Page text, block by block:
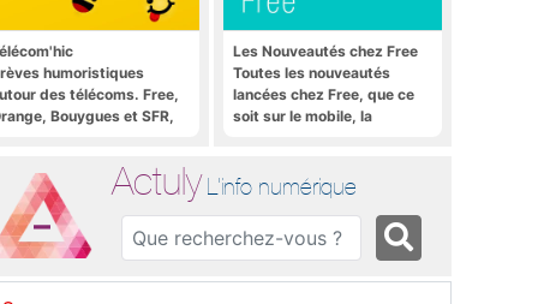
humoristiques
des télécoms. Free,
Bouygues et SFR,
Les Nouveautés chez Free
Toutes les nouveautés
lancées chez Free, que ce
soit sur le mobile, la
Actuly L'info numérique